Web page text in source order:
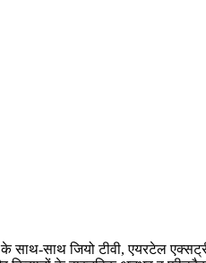
के साथ-साथ जियो टीवी, एयरटेल